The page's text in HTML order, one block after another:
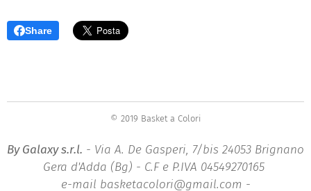
Share
© 2019 Basket a Colori
By Galaxy s.r.l. - Via A. De Gasperi, 7/bis 24053 Brignano
Gera d'Adda (Bg) - C.F e P.IVA 04549270165
e-mail basketacolori@gmail.com -